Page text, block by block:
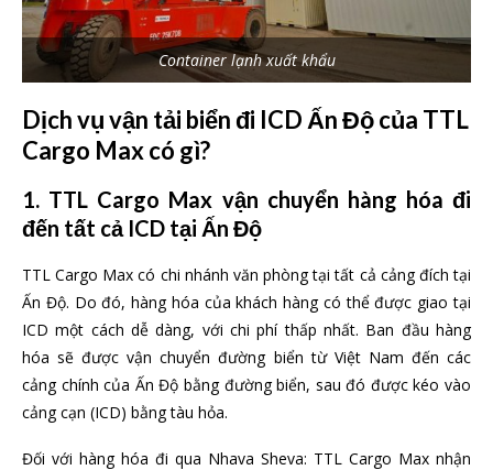
Container lạnh xuất khẩu
Dịch vụ vận tải biển đi ICD Ấn Độ của TTL
Cargo Max có gì?
1. TTL Cargo Max vận chuyển hàng hóa đi
đến tất cả ICD tại Ấn Độ
TTL Cargo Max có chi nhánh văn phòng tại tất cả cảng đích tại
Ấn Độ. Do đó, hàng hóa của khách hàng có thể được giao tại
ICD một cách dễ dàng, với chi phí thấp nhất. Ban đầu hàng
hóa sẽ được vận chuyển đường biển từ Việt Nam đến các
cảng chính của Ấn Độ bằng đường biển, sau đó được kéo vào
cảng cạn (ICD) bằng tàu hỏa.
Đối với hàng hóa đi qua Nhava Sheva: TTL Cargo Max nhận